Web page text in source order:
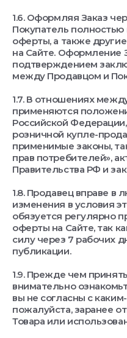
1.6. Оформляя Заказ
Покупатель
оферты, а также
на Сайте. Оформление
подтверждением
между Продавцом и
1.7. В отношениях
применяются
Российской
розничной купле-
применимые законы,
прав потребителей»,
Правительства РФ и
1.8. Продавец вправе в
изменения в условия
обязуется регулярно
оферты на Сайте, так
силу через 7 рабочих
публикации.
1.9. Прежде чем
внимательно
вы не согласны с
пожалуйста, заранее
Товара или